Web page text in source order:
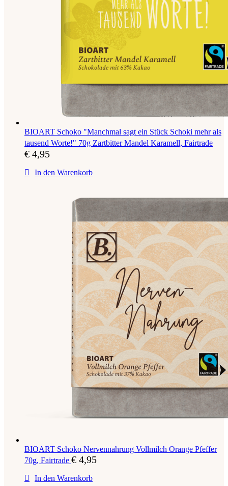
BIOART Schoko "Manchmal sagt ein Stück Schoki mehr als
tausend Worte!" 70g Zartbitter Mandel Karamell, Fairtrade
€ 4,95
In den Warenkorb
BIOART Schoko Nervennahrung Vollmilch Orange Pfeffer
70g, Fairtrade € 4,95
In den Warenkorb